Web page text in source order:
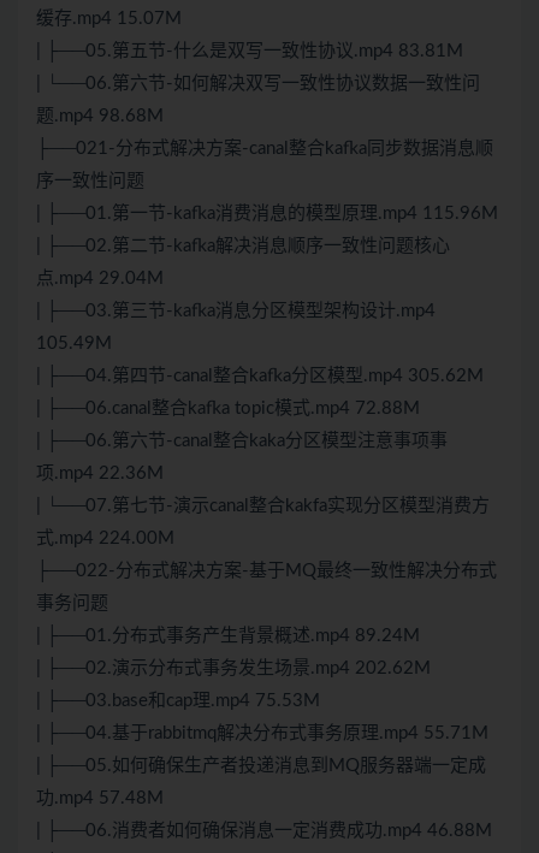
缓存.mp4 15.07M
| ├──05.第五节-什么是双写一致性协议.mp4 83.81M
| └──06.第六节-如何解决双写一致性协议数据一致性问
题.mp4 98.68M
├──021-分布式解决方案-canal整合kafka同步数据消息顺
序一致性问题
| ├──01.第一节-kafka消费消息的模型原理.mp4 115.96M
| ├──02.第二节-kafka解决消息顺序一致性问题核心
点.mp4 29.04M
| ├──03.第三节-kafka消息分区模型架构设计.mp4
105.49M
| ├──04.第四节-canal整合kafka分区模型.mp4 305.62M
| ├──06.canal整合kafka topic模式.mp4 72.88M
| ├──06.第六节-canal整合kaka分区模型注意事项事
项.mp4 22.36M
| └──07.第七节-演示canal整合kakfa实现分区模型消费方
式.mp4 224.00M
├──022-分布式解决方案-基于MQ最终一致性解决分布式
事务问题
| ├──01.分布式事务产生背景概述.mp4 89.24M
| ├──02.演示分布式事务发生场景.mp4 202.62M
| ├──03.base和cap理.mp4 75.53M
| ├──04.基于rabbitmq解决分布式事务原理.mp4 55.71M
| ├──05.如何确保生产者投递消息到MQ服务器端一定成
功.mp4 57.48M
| ├──06.消费者如何确保消息一定消费成功.mp4 46.88M